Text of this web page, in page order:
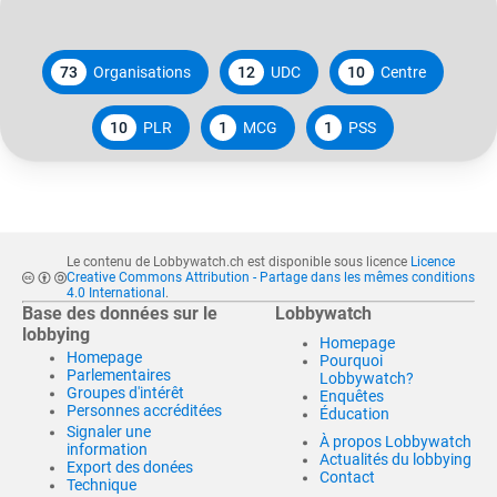
73 Organisations 12 UDC 10 Centre
10 PLR 1 MCG 1 PSS
Le contenu de Lobbywatch.ch est disponible sous licence Licence
Creative Commons Attribution - Partage dans les mêmes conditions
4.0 International .
Base des données sur le
lobbying
Homepage
Parlementaires
Groupes d'intérêt
Personnes accréditées
Signaler une
information
Export des donées
Technique
Lobbywatch
Homepage
Pourquoi
Lobbywatch?
Enquêtes
Éducation
À propos Lobbywatch
Actualités du lobbying
Contact